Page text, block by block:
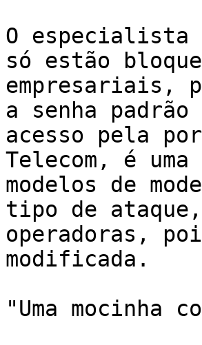
O especialista
só estão
empresariais,
a senha
acesso pela
Telecom, é
modelos de
tipo de
operadoras,
modificada.
"Uma mocinha